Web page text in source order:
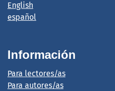
English
español
Información
Para lectores/as
Para autores/as